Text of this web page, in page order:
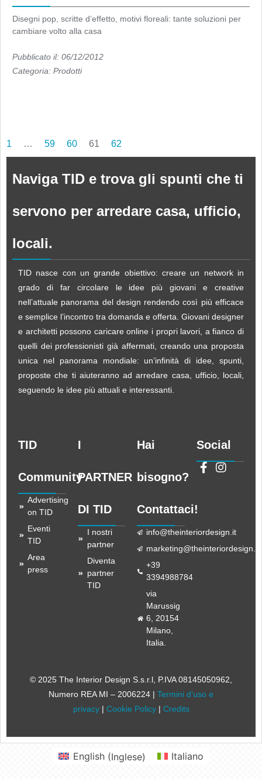
Disegni pop, scritte d’effetto, motivi floreali: tante soluzioni per
cambiare volto alla casa
Pubblicato il: 06/12/2012
Categoria: Prodotti
1 … 59 60 61 62
Naviga TID e trova gli spunti che ti
servono per arredare casa, ufficio,
locali.
TID nasce con un grande obiettivo: creare un network in
grado di far circolare le idee più giovani e creative
nell’attuale panorama del design rendendo così più efficace
e semplice l’incontro tra domanda e offerta. Giovani designer
e architetti possono caricare online i propri lavori, a fianco di
quelli dei professionisti già affermati, creando una proposta
unica nel panorama mondiale: un’infinità di idee, spunti,
proposte che ti aiuteranno ad arredare casa, ufficio, locali,
seguendo le idee più attuali e interessanti.
TID
Community
Advertising
on TID
Eventi
TID
Area
press
I
PARTNER
DI TID
I nostri
partner
Diventa
partner
TID
Hai
bisogno?
Contattaci!
info@theinteriordesign.it
marketing@theinteriordesign.it
+39
3394988784
via
Marussig
6, 20154
Milano,
Italia.
Social
© 2025 The Interior Design S.s.r.l, P.IVA 08145050962,
Numero REA MI – 2006224 | Termini d’uso e
privacy| Cookie Policy| Credits
English(Inglese) Italiano